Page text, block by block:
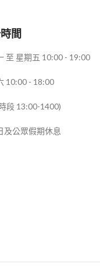
間
至 星期五 10:00 - 19:00
10:00 - 18:00
段 13:00-1400)
及公眾假期休息